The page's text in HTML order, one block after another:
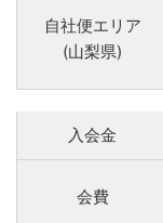
自社便エリア
(山梨県)
入会金
会費